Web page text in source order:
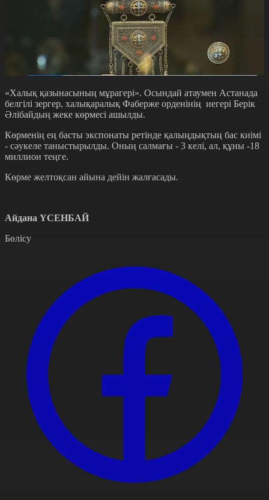
«Халық қазынасының мұрагері». Осындай атаумен Астанада
белгілі зергер, халықаралық Фаберже орденінің иегері Берік
Әлібайдың жеке көрмесі ашылды.
Көрменің ең басты экспонаты ретінде қалыңдықтың бас киімі
- сәукеле таныстырылды. Оның салмағы - 3 келі, ал, құны -18
миллион теңге.
Көрме желтоқсан айына дейін жалғасады.
Айдана ҮСЕНБАЙ
Бөлісу